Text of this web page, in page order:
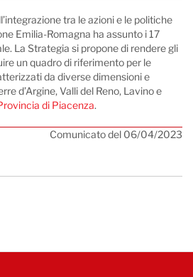
tra le azioni e le politiche
Emilia-Romagna ha assunto i 17
La Strategia si propone di rendere gli
un quadro di riferimento per le
da diverse dimensioni e
d’Argine, Valli del Reno, Lavino e
di Piacenza.
Comunicato del 06/04/2023